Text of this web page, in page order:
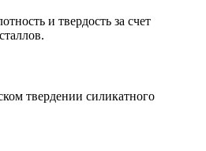
и твердость за счет
твердении силикатного